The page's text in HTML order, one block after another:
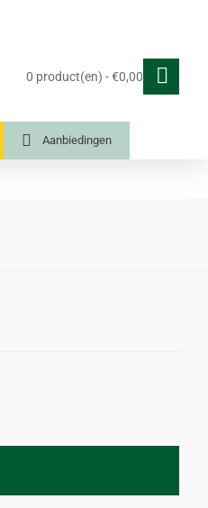
0 product(en) - €0,00
Aanbiedingen